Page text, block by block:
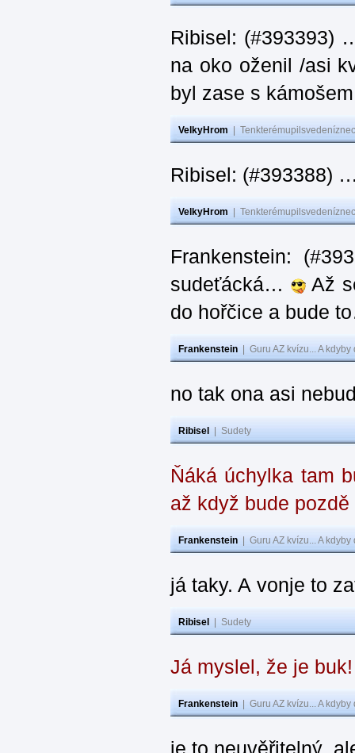
Ribisel: (#393393)
na oko oženil /asi
byl zase s
VelkyHrom
Ribisel: (#393388)
VelkyHrom
Frankenstein:
sudeťácká…
Až
do hořčice a bude
Frankenstein Guru AZ kvízu... A
no tak ona asi
Ribisel Sudety
Ňáká úchylka tam
až když bude pozdě
Frankenstein Guru AZ kvízu... A
já taky. A vonje to
Ribisel Sudety
Já myslel, že je
Frankenstein Guru AZ kvízu... A
je to neuvěřitelný,